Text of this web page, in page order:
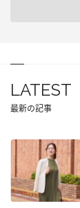
LATEST
最新の記事